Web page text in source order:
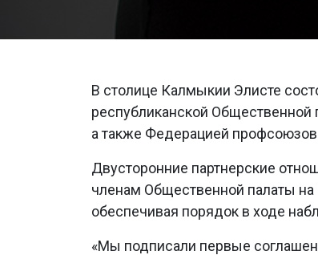
В столице Калмыкии Элисте
республиканской
а также Федерацией
Двусторонние партнерские
членам Общественной палаты
обеспечивая порядок в ходе
«Мы подписали первые